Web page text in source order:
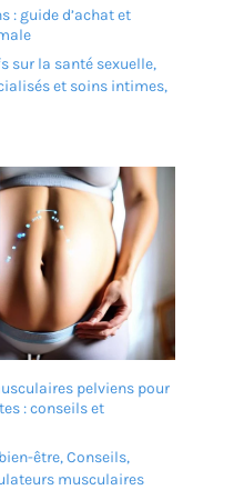
: guide d’achat et
sur la santé sexuelle,
et soins intimes,
pelviens pour
: conseils et
être,Conseils,
musculaires